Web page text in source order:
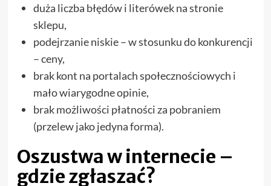
duża liczba błędów i literówek na stronie
sklepu,
podejrzanie niskie – w stosunku do konkurencji
– ceny,
brak kont na portalach społecznościowych i
mało wiarygodne opinie,
brak możliwości płatności za pobraniem
(przelew jako jedyna forma).
Oszustwa w internecie –
gdzie zgłaszać?